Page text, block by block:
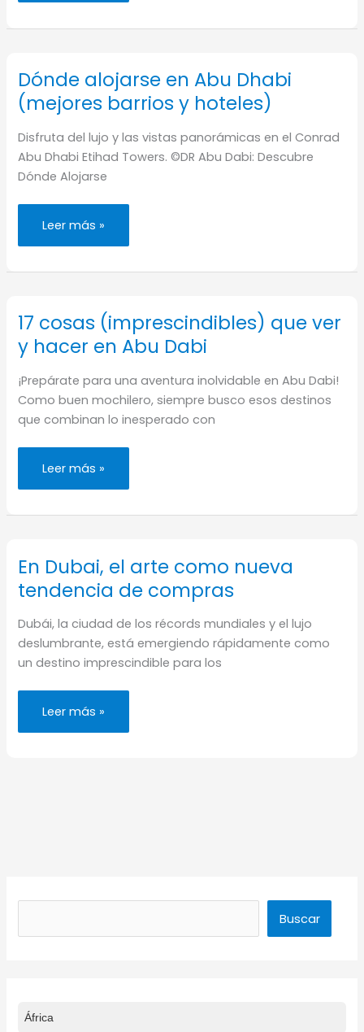
el
en
Dónde alojarse en Abu Dhabi
(mejores barrios y hoteles)
Disfruta del lujo y las vistas panorámicas en el Conrad
Abu Dhabi Etihad Towers. ©DR Abu Dabi: Descubre
Dónde Alojarse
Dónde
en
Dhabi
hoteles)
Leer más »
17 cosas (imprescindibles) que ver
y hacer en Abu Dabi
¡Prepárate para una aventura inolvidable en Abu Dabi!
Como buen mochilero, siempre busco esos destinos
que combinan lo inesperado con
17
(imprescindibles)
ver
Abu
Dabi
Leer más »
En Dubai, el arte como nueva
tendencia de compras
Dubái, la ciudad de los récords mundiales y el lujo
deslumbrante, está emergiendo rápidamente como
un destino imprescindible para los
En
el
Leer más »
Buscar
África